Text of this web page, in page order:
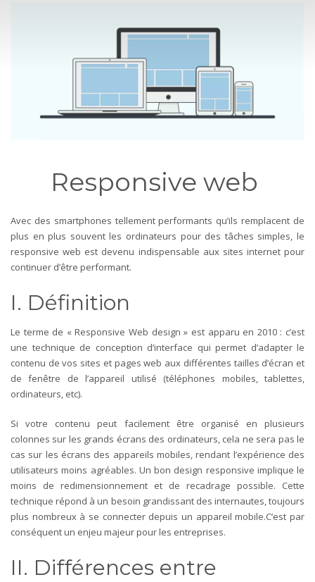
Responsive web
Avec des smartphones tellement performants qu’ils remplacent de
plus en plus souvent les ordinateurs pour des tâches simples, le
responsive web est devenu indispensable aux sites internet pour
continuer d’être performant.
I. Définition
Le terme de « Responsive Web design » est apparu en 2010 : c’est
une technique de conception d’interface qui permet d’adapter le
contenu de vos sites et pages web aux différentes tailles d’écran et
de fenêtre de l’appareil utilisé (téléphones mobiles, tablettes,
ordinateurs, etc).
Si votre contenu peut facilement être organisé en plusieurs
colonnes sur les grands écrans des ordinateurs, cela ne sera pas le
cas sur les écrans des appareils mobiles, rendant l’expérience des
utilisateurs moins agréables. Un bon design responsive implique le
moins de redimensionnement et de recadrage possible. Cette
technique répond à un besoin grandissant des internautes, toujours
plus nombreux à se connecter depuis un appareil mobile.C’est par
conséquent un enjeu majeur pour les entreprises.
II. Différences entre